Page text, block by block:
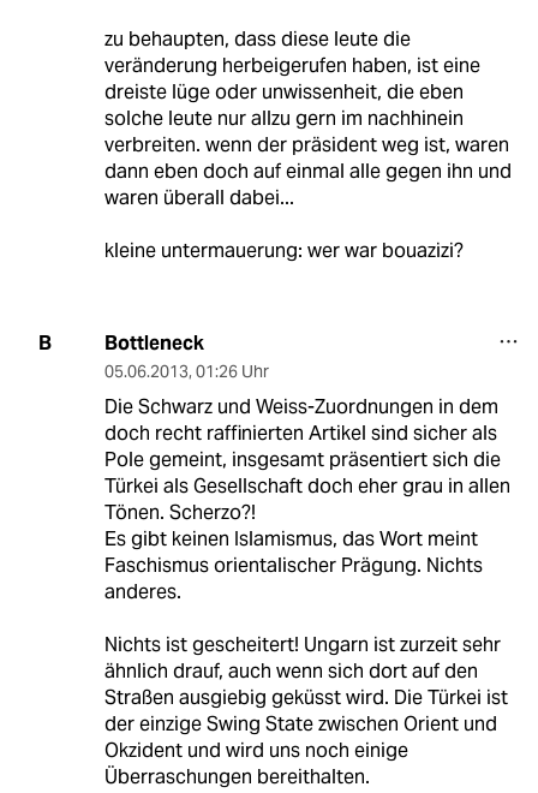
zu behaupten, dass diese leute die
veränderung herbeigerufen haben, ist eine
dreiste lüge oder unwissenheit, die eben
solche leute nur allzu gern im nachhinein
verbreiten. wenn der präsident weg ist, waren
dann eben doch auf einmal alle gegen ihn und
waren überall dabei...
kleine untermauerung: wer war bouazizi?
B Bottleneck
05.06.2013, 01:26 Uhr
Die Schwarz und Weiss-Zuordnungen in dem
doch recht raffinierten Artikel sind sicher als
Pole gemeint, insgesamt präsentiert sich die
Türkei als Gesellschaft doch eher grau in allen
Tönen. Scherzo?!
Es gibt keinen Islamismus, das Wort meint
Faschismus orientalischer Prägung. Nichts
anderes.
Nichts ist gescheitert! Ungarn ist zurzeit sehr
ähnlich drauf, auch wenn sich dort auf den
Straßen ausgiebig geküsst wird. Die Türkei ist
der einzige Swing State zwischen Orient und
Okzident und wird uns noch einige
Überraschungen bereithalten.